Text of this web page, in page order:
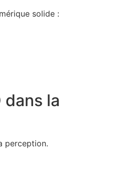
solide :
dans la
perception.